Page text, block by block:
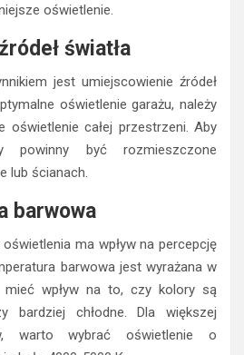
oświetlenie.
światła
jest umiejscowienie źródeł
oświetlenie garażu, należy
oświetlenie całej przestrzeni. Aby
powinny być rozmieszczone
lub ścianach.
barwowa
ma wpływ na percepcję
barwowa jest wyrażana w
wpływ na to, czy kolory są
bardziej chłodne. Dla większej
warto wybrać oświetlenie o